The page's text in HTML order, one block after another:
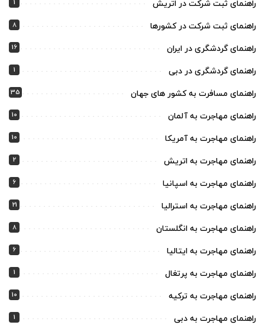
راهنمای ثبت شرکت در اتریش 1
راهنمای ثبت شرکت در کشورها 8
راهنمای گردشگری در ایران 16
راهنمای گردشگری در دبی 1
راهنمای مسافرت به کشور های جهان 35
راهنمای مهاجرت به آلمان 10
راهنمای مهاجرت به آمریکا 10
راهنمای مهاجرت به اتریش 2
راهنمای مهاجرت به اسپانیا 6
راهنمای مهاجرت به استرالیا 21
راهنمای مهاجرت به انگلستان 8
راهنمای مهاجرت به ایتالیا 6
راهنمای مهاجرت به پرتغال 1
راهنمای مهاجرت به ترکیه 10
راهنمای مهاجرت به دبی 1